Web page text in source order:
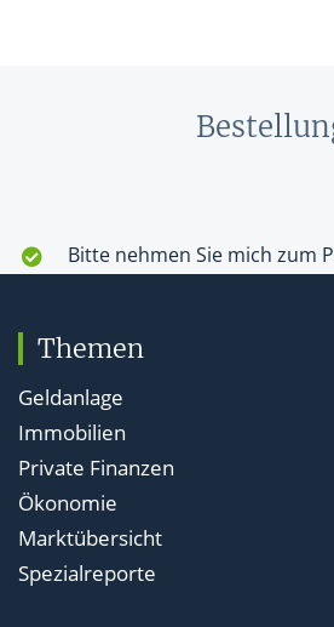
Themen
Geldanlage
Immobilien
Private Finanzen
Ökonomie
Marktübersicht
Spezialreporte